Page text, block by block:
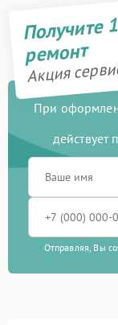
Получите
ремонт
Акция
При
действует
Отправляя, Вы